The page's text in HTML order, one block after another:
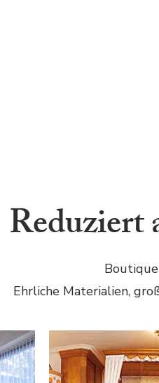
Reduziert
Ehrliche Materialien,